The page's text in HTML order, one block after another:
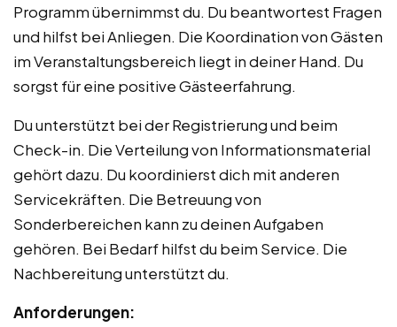
Programm übernimmst du. Du beantwortest Fragen
und hilfst bei Anliegen. Die Koordination von Gästen
im Veranstaltungsbereich liegt in deiner Hand. Du
sorgst für eine positive Gästeerfahrung.
Du unterstützt bei der Registrierung und beim
Check-in. Die Verteilung von Informationsmaterial
gehört dazu. Du koordinierst dich mit anderen
Service­kräften. Die Betreuung von
Sonderbereichen kann zu deinen Aufgaben
gehören. Bei Bedarf hilfst du beim Service. Die
Nachbereitung unterstützt du.
Anforderungen: